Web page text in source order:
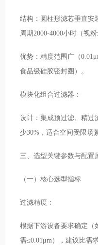
结构：圆柱形滤芯垂直安
周期2000-4000小时（视
优势：精度范围广（
食品级硅胶密封圈）。
模块化组合过滤器：
设计：集成预过滤、精过
少30%，适合空间受限场
三、选型关键参数与配置
（一）核心选型指标
过滤精度：
根据下游设备要求确定（
需≤0.01μm），建议比需